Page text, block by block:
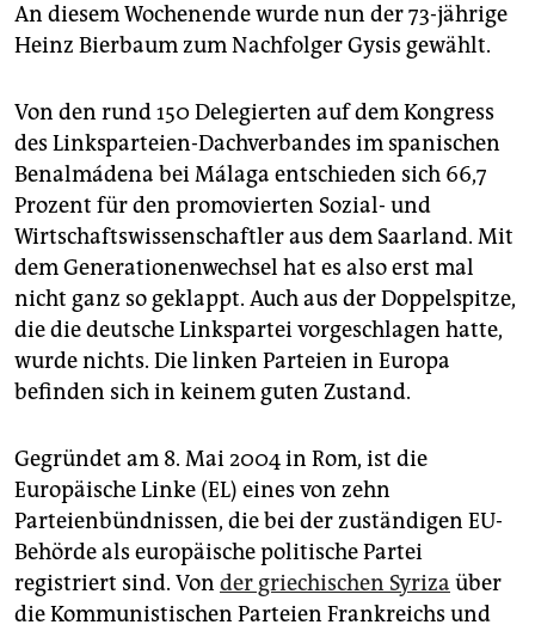
An diesem Wochenende wurde nun der 73-jährige
Heinz Bierbaum zum Nachfolger Gysis gewählt.
Von den rund 150 Delegierten auf dem Kongress
des Linksparteien-Dachverbandes im spanischen
Benalmádena bei Málaga entschieden sich 66,7
Prozent für den promovierten Sozial- und
Wirtschaftswissenschaftler aus dem Saarland. Mit
dem Generationenwechsel hat es also erst mal
nicht ganz so geklappt. Auch aus der Doppelspitze,
die die deutsche Linkspartei vorgeschlagen hatte,
wurde nichts. Die linken Parteien in Europa
befinden sich in keinem guten Zustand.
Gegründet am 8. Mai 2004 in Rom, ist die
Europäische Linke (EL) eines von zehn
Parteienbündnissen, die bei der zuständigen EU-
Behörde als europäische politische Partei
registriert sind. Von der griechischen Syriza über
die Kommunistischen Parteien Frankreichs und